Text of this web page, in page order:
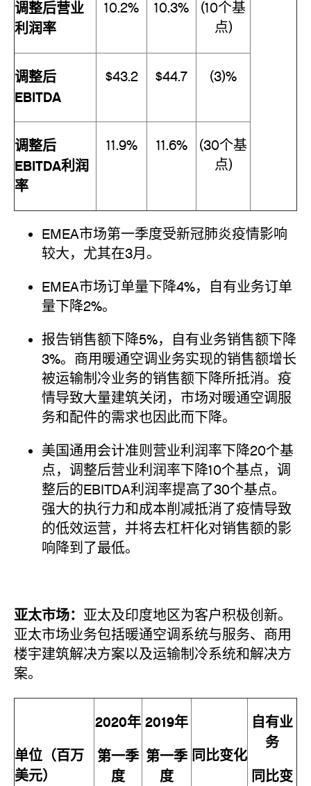
调整后营业
利润率
10.2% 10.3%
(10个基
点)
调整后
EBITDA
$43.2 $44.7 (3)%
调整后
EBITDA利润
率
11.9% 11.6%
(30个基
点)
EMEA市场第一季度受新冠肺炎疫情影响
较大，尤其在3月。
EMEA市场订单量下降4%，自有业务订单
量下降2%。
报告销售额下降5%，自有业务销售额下降
3%。商用暖通空调业务实现的销售额增长
被运输制冷业务的销售额下降所抵消。疫
情导致大量建筑关闭，市场对暖通空调服
务和配件的需求也因此而下降。
美国通用会计准则营业利润率下降20个基
点，调整后营业利润率下降10个基点，调
整后的EBITDA利润率提高了30个基点。
强大的执行力和成本削减抵消了疫情导致
的低效运营，并将去杠杆化对销售额的影
响降到了最低。
亚太市场： 亚太及印度地区为客户积极创新。
亚太市场业务包括暖通空调系统与服务、商用
楼宇建筑解决方案以及运输制冷系统和解决方
案。
单位（百万
美元）
2020年
第一季
度
2019年
第一季
度
同比变化
自有业
务
同比变